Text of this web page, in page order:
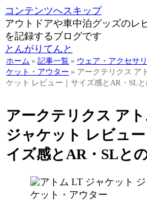
コンテンツへスキップ
アウトドアや車中泊グッズのレ
を記録するブログです
とんがりてんと
ホーム »記事一覧 » ウェア・アクセサ
ケット・アウター » アークテリクス ア
ケット レビュー｜サイズ感とAR・SL
アークテリクス ア
ジャケット レビュ
イズ感とAR・SLと
ケット・アウター